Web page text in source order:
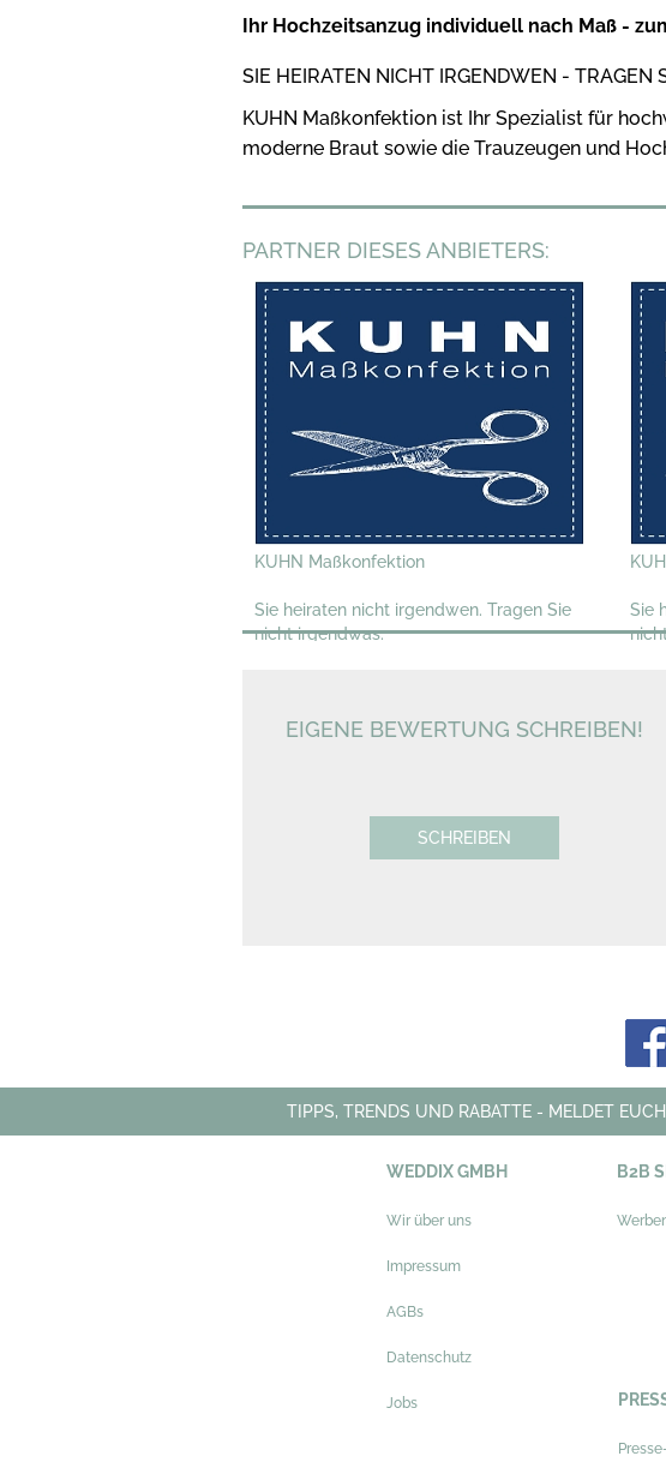
Ihr Hochzeitsanzug individuell nach Maß -
SIE HEIRATEN NICHT IRGENDWEN - TRAGEN
KUHN Maßkonfektion ist Ihr Spezialist für
moderne Braut sowie die Trauzeugen und
PARTNER DIESES ANBIETERS:
KUHN Maßkonfektion
Sie heiraten nicht irgendwen. Tragen Sie
nicht irgendwas.
Sie
EIGENE BEWERTUNG SCHREIBEN!
SCHREIBEN
TIPPS, TRENDS UND RABATTE - MELDET
WEDDIX GMBH
Wir über uns
Impressum
AGBs
Datenschutz
Jobs
B2B